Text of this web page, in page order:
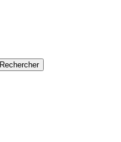
Rechercher